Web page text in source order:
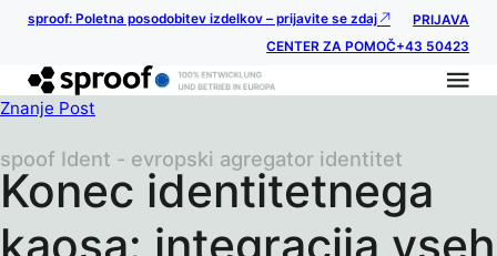
sproof: Poletna posodobitev izdelkov – prijavite se zdaj
PRIJAVA
CENTER ZA POMOČ+43 50423
Znanje Post
Konec identitetnega
kaosa: integracija vseh
spoof Ident - evropski agregator identitet